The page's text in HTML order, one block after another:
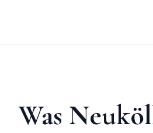
Was